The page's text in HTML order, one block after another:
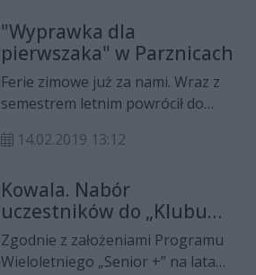
"Wyprawka dla
pierwszaka" w Parznicach
Ferie zimowe już za nami. Wraz z
semestrem letnim powrócił do
Drogowego w Radomiu ze swoimi
bezpieczeństwem w ruchu
drogowym.
14.02.2019 13:12
Kowala. Nabór
uczestników do „Klubu
Senior+”
Zgodnie z założeniami Programu
Wieloletniego „Senior +” na lata